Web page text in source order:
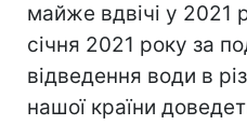
майже вдвічі у 2021
січня 2021 року за
відведення води в
нашої країни